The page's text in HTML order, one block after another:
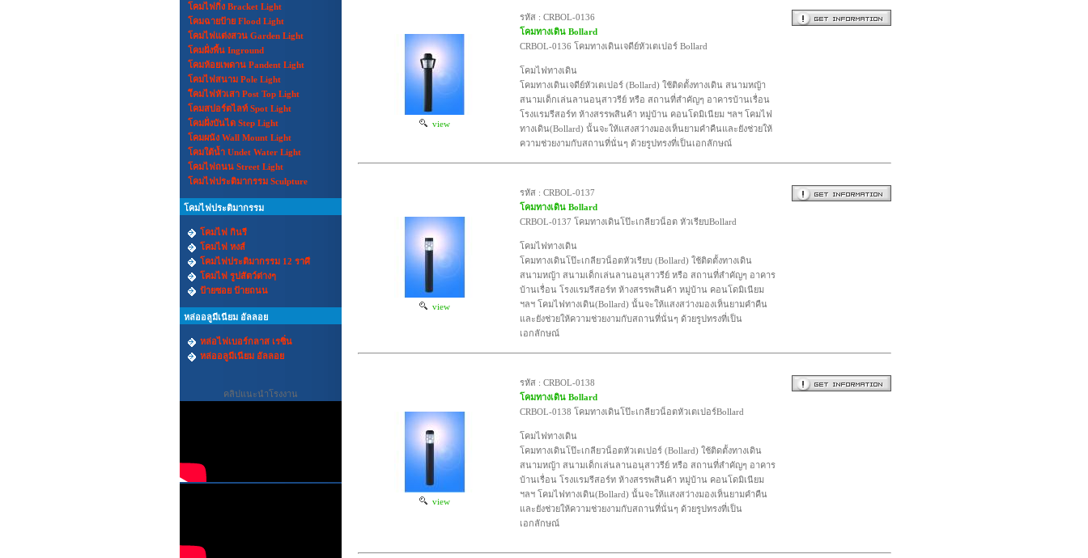
โคมไฟกิ่ง Bracket Light
โคมฉายป้าย Flood Light
โคมไฟแต่งสวน Garden Light
โคมฝั่งพื้น Inground
โคมห้อยเพดาน Pandent Light
โคมไฟสนาม Pole Light
โีคมไฟหัวเสา Post Top Light
โคมสปอร์ตไลท์ Spot Light
โคมฝั่งบันได Step Light
โคมผนัง Wall Mount Light
โคมใต้น้ำ Undet Water Light
โคมไฟถนน Street Light
โคมไฟประติมากรรม Sculpture
โคมไฟประติมากรรม
โคมไฟ กินรี
โคมไฟ หงส์
โคมไฟประติมากรรม 12 ราศี
โคมไฟ รูปสัตว์ต่างๆ
ป้ายซอย ป้ายถนน
หล่ออลูมีเนียม อัลลอย
หล่อไฟเบอร์กลาส เรซิ่น
หล่ออลูมีเนียม อัลลอย
คลิปแนะนำโรงงาน
view
รหัส : CRBOL-0136
โคมทางเดิน Bollard
CRBOL-0136 โคมทางเดินเจดีย์หัวเตเปอร์ Bollard
โคมไฟทางเดิน
โคมทางเดินเจดีย์หัวเตเปอร์ (Bollard) ใช้ติดตั้งทางเดิน สนามหญ้า
สนามเด็กเล่นลานอนุสาวรีย์ หรือ สถานที่สำคัญๆ อาคารบ้านเรื่อน
โรงแรมรีสอร์ท ห้างสรรพสินค้า หมู่บ้าน คอนโดมิเนียม ฯลฯ โคมไฟ
ทางเดิน(Bollard) นั้นจะให้แสงสว่างมองเห็นยามคำคืนและยังช่วยให้
ความช่วยงามกับสถานที่นั่นๆ ด้วยรูปทรงที่เป็นเอกลักษณ์
view
รหัส : CRBOL-0137
โคมทางเดิน Bollard
CRBOL-0137 โคมทางเดินโป๊ะเกลียวน็อต หัวเรียบBollard
โคมไฟทางเดิน
โคมทางเดินโป๊ะเกลียวน็อตหัวเรียบ (Bollard) ใช้ติดตั้งทางเดิน
สนามหญ้า สนามเด็กเล่นลานอนุสาวรีย์ หรือ สถานที่สำคัญๆ อาคาร
บ้านเรื่อน โรงแรมรีสอร์ท ห้างสรรพสินค้า หมู่บ้าน คอนโดมิเนียม
ฯลฯ โคมไฟทางเดิน(Bollard) นั้นจะให้แสงสว่างมองเห็นยามคำคืน
และยังช่วยให้ความช่วยงามกับสถานที่นั่นๆ ด้วยรูปทรงที่เป็น
เอกลักษณ์
view
รหัส : CRBOL-0138
โคมทางเดิน Bollard
CRBOL-0138 โคมทางเดินโป๊ะเกลียวน็อตหัวเตเปอร์Bollard
โคมไฟทางเดิน
โคมทางเดินโป๊ะเกลียวน็อตหัวเตเปอร์ (Bollard) ใช้ติดตั้งทางเดิน
สนามหญ้า สนามเด็กเล่นลานอนุสาวรีย์ หรือ สถานที่สำคัญๆ อาคาร
บ้านเรื่อน โรงแรมรีสอร์ท ห้างสรรพสินค้า หมู่บ้าน คอนโดมิเนียม
ฯลฯ โคมไฟทางเดิน(Bollard) นั้นจะให้แสงสว่างมองเห็นยามคำคืน
และยังช่วยให้ความช่วยงามกับสถานที่นั่นๆ ด้วยรูปทรงที่เป็น
เอกลักษณ์